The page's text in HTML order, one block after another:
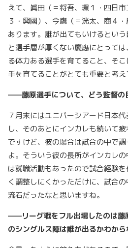
えて、眞田（＝将吾、環１・四日
３・興國）、今鷹（＝洸太、商４
あります。誰が出てもいけるとい
と選手層が厚くない慶應にとって
る体力ある選手を育てること、そ
手を育てることがとても重要と考え
——藤原選手について、どう監督の
７月末にはユニバーシアード日本
し、そのあとにインカレも続いて
ですけど、彼の場合は試合の中で
よ。そういう彼の長所がインカレ
は就職活動もあったので試合経験
く調整しにくかっただけに、試合
流石だったなと思いますね。
——リーグ戦をフル出場したのは藤
のシングルス陣は誰が出るかわか